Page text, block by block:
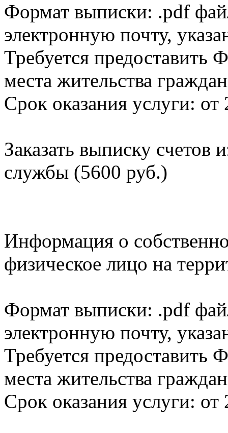
Формат выписки: .pdf
электронную почту,
Требуется
места жительства
Срок оказания услуги: от
Заказать выписку счетов
службы (5600 руб.)
Информация о
физическое лицо на
Формат выписки: .pdf
электронную почту,
Требуется
места жительства
Срок оказания услуги: от